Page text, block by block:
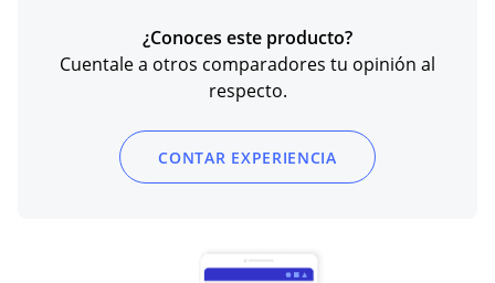
¿Conoces este producto?
Cuentale a otros comparadores tu opinión al
respecto.
CONTAR EXPERIENCIA